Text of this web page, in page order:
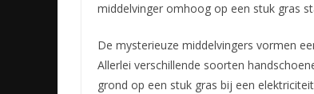
middelvinger omhoog op een stuk gras
De mysterieuze middelvingers vormen
Allerlei verschillende soorten
grond op een stuk gras bij een